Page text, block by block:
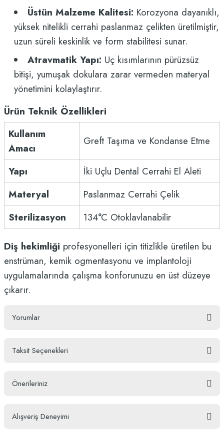
Üstün Malzeme Kalitesi: Korozyona dayanıklı,
yüksek nitelikli cerrahi paslanmaz çelikten üretilmiştir,
uzun süreli keskinlik ve form stabilitesi sunar.
Atravmatik Yapı: Uç kısımlarının pürüzsüz
bitişi, yumuşak dokulara zarar vermeden materyal
yönetimini kolaylaştırır.
Ürün Teknik Özellikleri
Kullanım
Amacı
Greft Taşıma ve Kondanse Etme
Yapı
İki Uçlu Dental Cerrahi El Aleti
Materyal
Paslanmaz Cerrahi Çelik
Sterilizasyon
134°C Otoklavlanabilir
Diş hekimliği profesyonelleri için titizlikle üretilen bu
enstrüman, kemik ogmentasyonu ve implantoloji
uygulamalarında çalışma konforunuzu en üst düzeye
çıkarır.
Yorumlar
Taksit Seçenekleri
Önerileriniz
Bu ürünün fiyat bilgisi, resim, ürün açıklamalarında ve diğer konularda
yetersiz gördüğünüz noktaları öneri formunu kullanarak tarafımıza
Alışveriş Deneyimi